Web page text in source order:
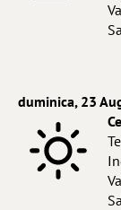
duminica, 23